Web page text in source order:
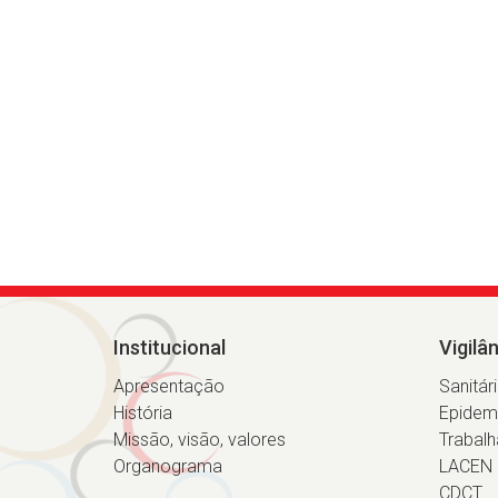
Institucional
Apresentação
História
Missão, visão, valores
Organograma
LACEN
CDCT